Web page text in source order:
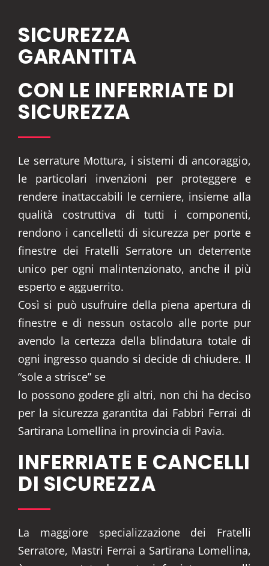
SICUREZZA
GARANTITA
CON LE INFERRIATE DI
SICUREZZA
Le serrature Mottura, i sistemi di ancoraggio,
le particolari invenzioni per proteggere e
rendere inattaccabili le cerniere, insieme alla
qualità costruttiva di tutti i componenti,
rendono i cancelletti di sicurezza per porte e
finestre dei Fratelli Serratore un deterrente
unico per ogni malintenzionato, anche il più
esperto e agguerrito.
Così si può usufruire della piena apertura di
finestre e di nessun ostacolo alle porte pur
avendo la certezza della blindatura totale di
ogni ingresso quando si decide di chiudere. Il
“sole a strisce” se
lo possono godere gli altri, non chi ha deciso
per la sicurezza garantita dai Fabbri Ferrai di
Sartirana Lomellina in provincia di Pavia.
INFERRIATE E CANCELLI
DI SICUREZZA
La maggiore specializzazione dei Fratelli
Serratore, Mastri Ferrai a Sartirana Lomellina,